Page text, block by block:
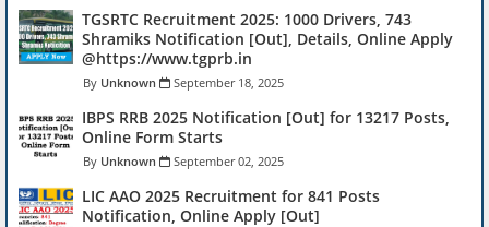
TGSRTC Recruitment 2025: 1000 Drivers, 743
Shramiks Notification [Out], Details, Online Apply
@https://www.tgprb.in
Unknown September 18, 2025
IBPS RRB 2025 Notification [Out] for 13217 Posts,
Online Form Starts
Unknown September 02, 2025
LIC AAO 2025 Recruitment for 841 Posts
Notification, Online Apply [Out]